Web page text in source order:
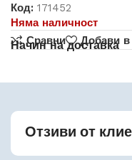
Код:171452
Няма наличност
Сравни
Добави
Начин на доставка
Отзиви от